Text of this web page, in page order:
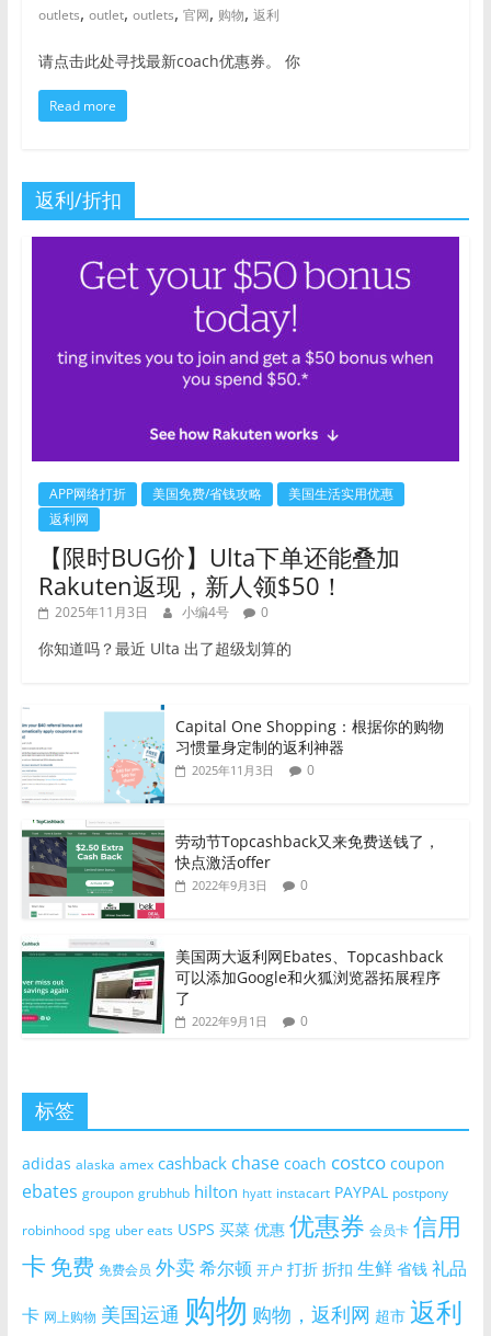
outlets, outlet, outlets, 官网, 购物, 返利
请点击此处寻找最新coach优惠券。 你
Read more
返利/折扣
APP网络打折 美国免费/省钱攻略
美国生活实用优惠
返利网
【限时BUG价】Ulta下单还能叠加
Rakuten返现，新人领$50！
2025年11月3日 小编4号 0
你知道吗？最近 Ulta 出了超级划算的
Capital One Shopping：根据你的购物
习惯量身定制的返利神器
2025年11月3日 0
劳动节Topcashback又来免费送钱了，
快点激活offer
2022年9月3日 0
美国两大返利网Ebates、Topcashback
可以添加Google和火狐浏览器拓展程序
了
2022年9月1日 0
标签
adidas alaska amex cashback chase coach costco coupon
ebates groupon grubhub hilton hyatt instacart PAYPAL postpony
robinhood spg uber eats USPS 买菜 优惠 优惠券 会员卡 信用
卡 免费 免费会员 外卖希尔顿 开户 打折 折扣 生鲜 省钱 礼品
卡 网上购物 美国运通 购物 购物，返利网 超市 返利